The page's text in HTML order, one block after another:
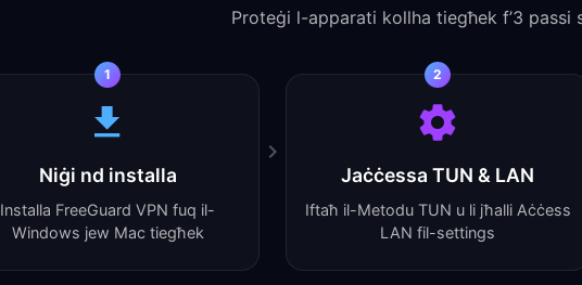
Proteġi l-apparati kollha tiegħek f’3 passi
1
Niġi nd installa
Installa FreeGuard VPN fuq il-
Windows jew Mac tiegħek
2
Jaċċessa TUN & LAN
Iftaħ il-Metodu TUN u li jħalli Aċċess
LAN fil-settings